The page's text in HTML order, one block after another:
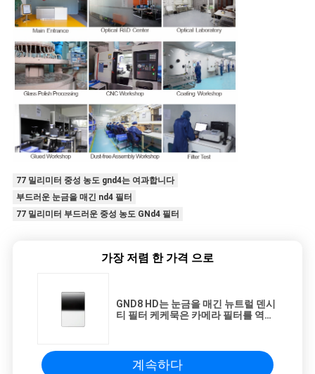
77 밀리미터 중성 농도 gnd4는 여과합니다
부드러운 눈금을 매긴 nd4 필터
77 밀리미터 부드러운 중성 농도 GNd4 필터
가장 저렴 한 가격 으로
GND8 HD는 눈금을 매긴 뉴트럴 덴시
티 필터 케케묵은 카메라 필터를 역으
계속하다